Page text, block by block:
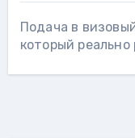
Подача в
который реально